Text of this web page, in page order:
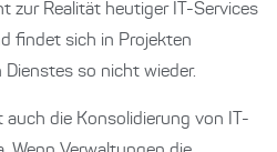
zur Realität heutiger IT-Services
findet sich in Projekten
so nicht wieder.
die Konsolidierung von IT-